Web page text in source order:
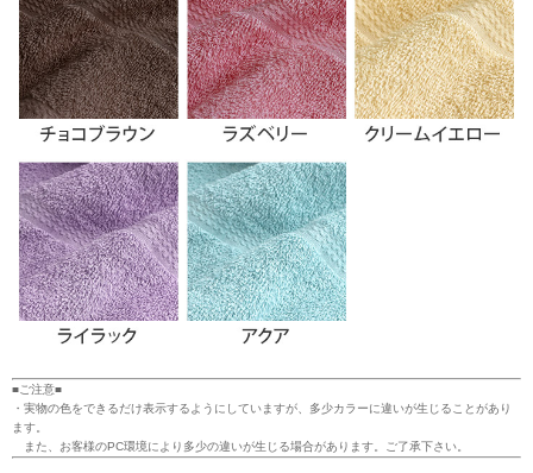
■ご注意■
・実物の色をできるだけ表示するようにしていますが、多少カラーに違いが生じることがあり
ます。
また、お客様のPC環境により多少の違いが生じる場合があります。ご了承下さい。